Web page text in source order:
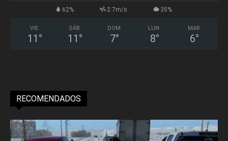
62% 2.7m/s 35%
VIE
11 °
SÁB
11 °
DOM
7°
LUN
8°
MAR
6°
RECOMENDADOS